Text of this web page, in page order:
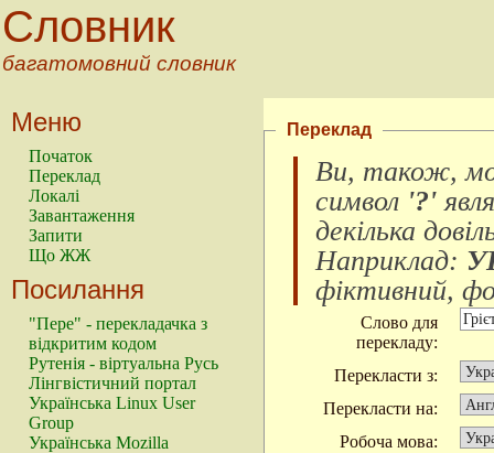
Словник
багатомовний словник
Меню
Початок
Переклад
Локалі
Завантаження
Запити
Що ЖЖ
Посилання
"Пере" - перекладачка з
відкритим кодом
Рутенія - віртуальна Русь
Лінгвістичний портал
Українська Linux User
Group
Українська Mozilla
Переклад
Ви, також,
символ '?'
декілька
Наприклад:
фіктивний,
Слово для
перекладу:
Перекласти з:
Перекласти на:
Робоча мова: